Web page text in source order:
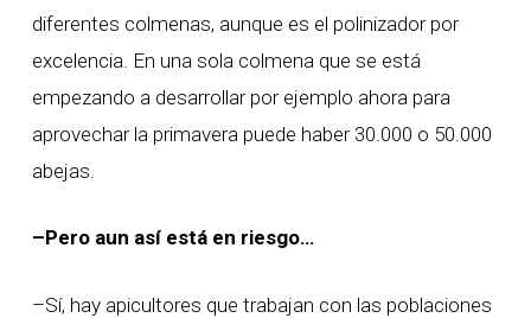
diferentes colmenas, aunque es el polinizador por
excelencia. En una sola colmena que se está
empezando a desarrollar por ejemplo ahora para
aprovechar la primavera puede haber 30.000 o 50.000
abejas.
–Pero aun así está en riesgo…
–Sí, hay apicultores que trabajan con las poblaciones